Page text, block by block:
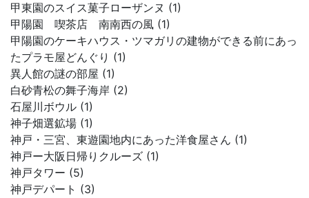
甲東園のスイス菓子ローザンヌ (1)
甲陽園 喫茶店 南南西の風 (1)
甲陽園のケーキハウス・ツマガリの建物ができる前にあっ
たプラモ屋どんぐり (1)
異人館の謎の部屋 (1)
白砂青松の舞子海岸 (2)
石屋川ボウル (1)
神子畑選鉱場 (1)
神戸・三宮、東遊園地内にあった洋食屋さん (1)
神戸ー大阪日帰りクルーズ (1)
神戸タワー (5)
神戸デパート (3)